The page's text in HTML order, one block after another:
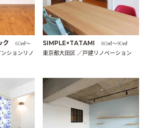
ク
60㎡〜
ションリノ
SIMPLE×TATAMI 80㎡〜90㎡
東京都大田区 ／戸建リノベーション